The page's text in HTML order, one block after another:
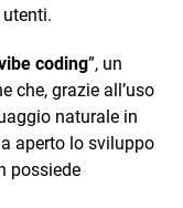
coding”, un
che, grazie all’uso
naturale in
aperto lo sviluppo
possiede